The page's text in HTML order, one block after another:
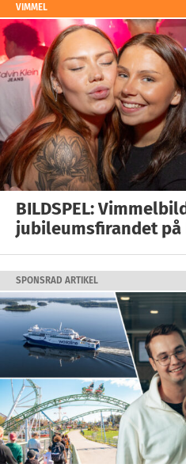
VIMMEL
BILDSPEL:
jubileumsfirandet på
SPONSRAD ARTIKEL